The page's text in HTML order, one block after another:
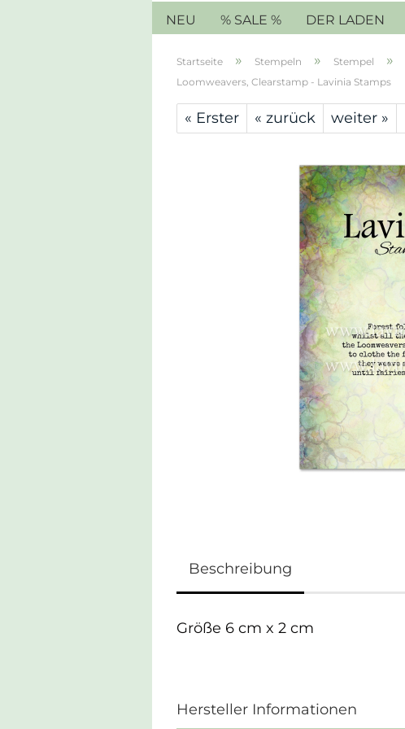
NEU % SALE % DER LADEN
Startseite » Stempeln » Stempel »
Loomweavers, Clearstamp - Lavinia Stamps
« Erster « zurück weiter »
Beschreibung
Größe 6 cm x 2 cm
Hersteller Informationen